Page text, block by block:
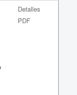
Detalles
PDF